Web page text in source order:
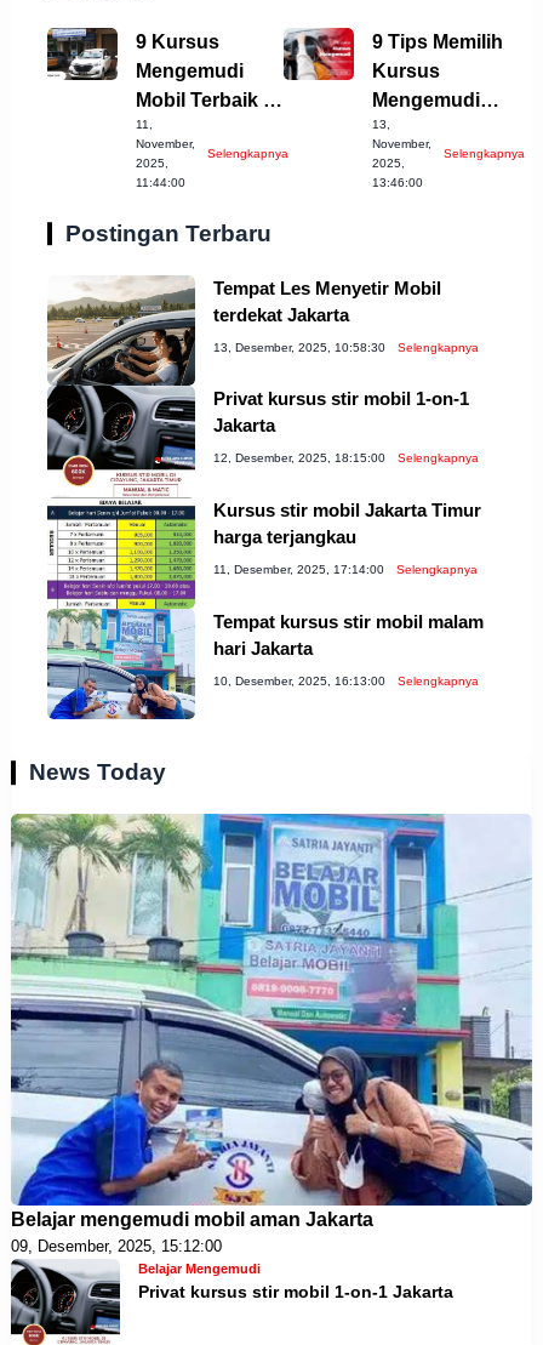
9 Kursus
Mengemudi
Mobil Terbaik di
Cirebon yang
Wajib Dicoba!
11,
November,
2025,
11:44:00
Selengkapnya
9 Tips Memilih
Kursus
Mengemudi
Mobil Terbaik di
Cianjur
13,
November,
2025,
13:46:00
Selengkapnya
Postingan Terbaru
Tempat Les Menyetir Mobil
terdekat Jakarta
13, Desember, 2025, 10:58:30 Selengkapnya
Privat kursus stir mobil 1-on-1
Jakarta
12, Desember, 2025, 18:15:00 Selengkapnya
Kursus stir mobil Jakarta Timur
harga terjangkau
11, Desember, 2025, 17:14:00 Selengkapnya
Tempat kursus stir mobil malam
hari Jakarta
10, Desember, 2025, 16:13:00 Selengkapnya
News Today
Belajar mengemudi mobil aman Jakarta
09, Desember, 2025, 15:12:00
Belajar Mengemudi
Privat kursus stir mobil 1-on-1 Jakarta